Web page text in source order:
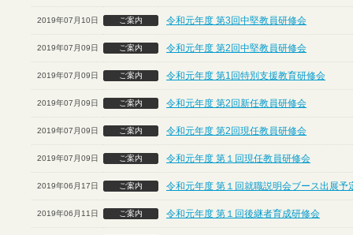
2019年07月10日 ご案内 令和元年度 第3回中堅教員研修会
2019年07月09日 ご案内 令和元年度 第2回中堅教員研修会
2019年07月09日 ご案内 令和元年度 第1回特別支援教育研修会
2019年07月09日 ご案内 令和元年度 第2回新任教員研修会
2019年07月09日 ご案内 令和元年度 第2回現任教員研修会
2019年07月09日 ご案内 令和元年度 第１回現任教員研修会
2019年06月17日 ご案内 令和元年度 第１回就職説明会ブース出展予
2019年06月11日 ご案内 令和元年度 第１回後継者育成研修会